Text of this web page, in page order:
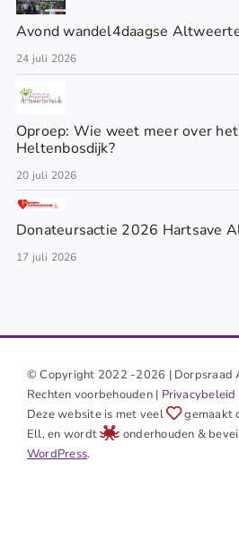
Avond wandel4daagse
24 juli 2026
Oproep: Wie weet meer over
Heltenbosdijk?
20 juli 2026
Donateursactie 2026 Hartsave
17 juli 2026
© Copyright 2022 -2026 | Dorpsraad
Rechten voorbehouden | Privacybeleid
Deze website is met veel
gemaakt
Ell, en wordt
onderhouden &
WordPress.